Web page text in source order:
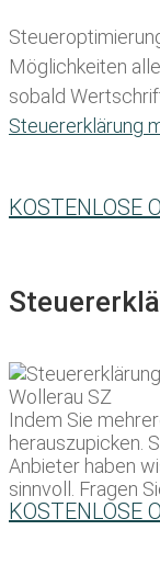
Möglichkeiten
sobald
Steuererklärung
KOSTENLOSE
Indem Sie
herauszupicken.
Anbieter haben
sinnvoll. Fragen
KOSTENLOSE